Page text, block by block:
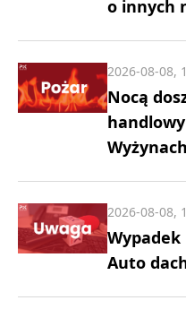
o innych
Nocą
Wyżynach
2026-08-08,
Auto
2026-08-08,